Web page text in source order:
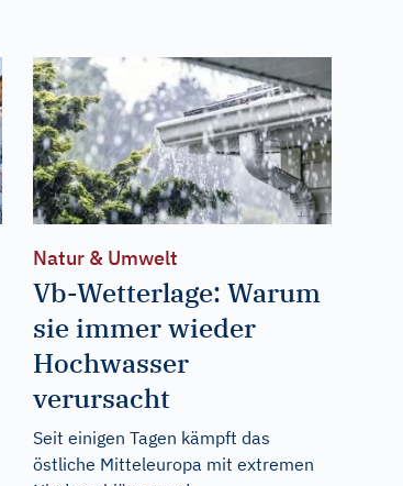
Natur & Umwelt
Vb-Wetterlage: Warum
sie immer wieder
Hochwasser
verursacht
Seit einigen Tagen kämpft das
östliche Mitteleuropa mit extremen